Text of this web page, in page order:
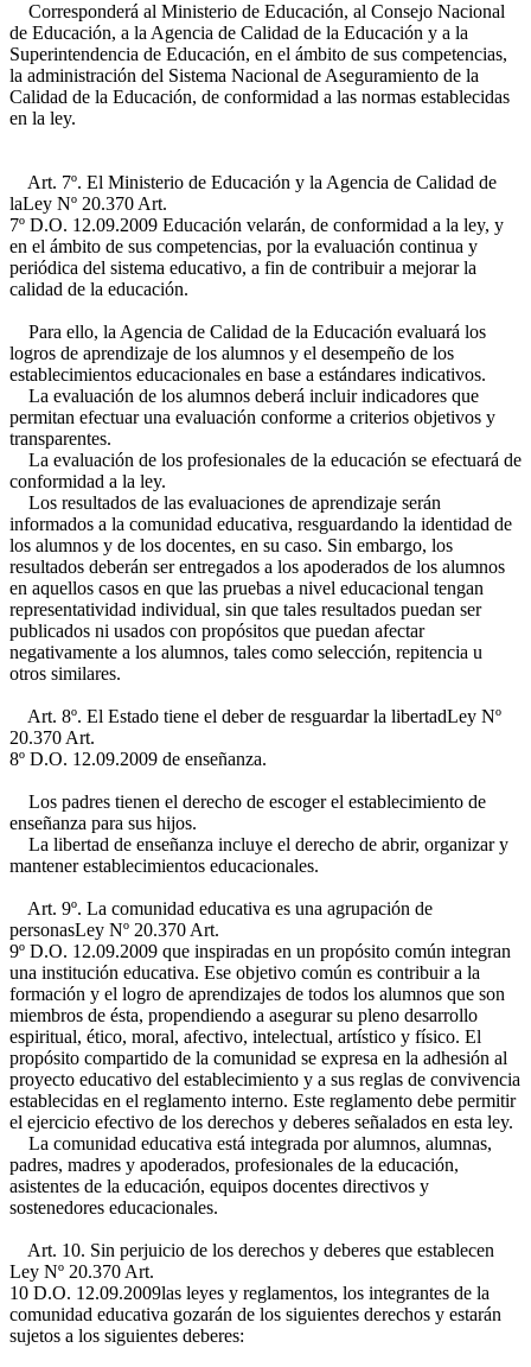
Corresponderá al Ministerio de Educación, al Consejo Nacional
de Educación, a la Agencia de Calidad de la Educación y a la
Superintendencia de Educación, en el ámbito de sus competencias,
la administración del Sistema Nacional de Aseguramiento de la
Calidad de la Educación, de conformidad a las normas establecidas
en la ley.
Art. 7º. El Ministerio de Educación y la Agencia de Calidad de
laLey Nº 20.370 Art.
7º D.O. 12.09.2009 Educación velarán, de conformidad a la ley, y
en el ámbito de sus competencias, por la evaluación continua y
periódica del sistema educativo, a fin de contribuir a mejorar la
calidad de la educación.
Para ello, la Agencia de Calidad de la Educación evaluará los
logros de aprendizaje de los alumnos y el desempeño de los
establecimientos educacionales en base a estándares indicativos.
La evaluación de los alumnos deberá incluir indicadores que
permitan efectuar una evaluación conforme a criterios objetivos y
transparentes.
La evaluación de los profesionales de la educación se efectuará de
conformidad a la ley.
Los resultados de las evaluaciones de aprendizaje serán
informados a la comunidad educativa, resguardando la identidad de
los alumnos y de los docentes, en su caso. Sin embargo, los
resultados deberán ser entregados a los apoderados de los alumnos
en aquellos casos en que las pruebas a nivel educacional tengan
representatividad individual, sin que tales resultados puedan ser
publicados ni usados con propósitos que puedan afectar
negativamente a los alumnos, tales como selección, repitencia u
otros similares.
Art. 8º. El Estado tiene el deber de resguardar la libertadLey Nº
20.370 Art.
8º D.O. 12.09.2009 de enseñanza.
Los padres tienen el derecho de escoger el establecimiento de
enseñanza para sus hijos.
La libertad de enseñanza incluye el derecho de abrir, organizar y
mantener establecimientos educacionales.
Art. 9º. La comunidad educativa es una agrupación de
personasLey Nº 20.370 Art.
9º D.O. 12.09.2009 que inspiradas en un propósito común integran
una institución educativa. Ese objetivo común es contribuir a la
formación y el logro de aprendizajes de todos los alumnos que son
miembros de ésta, propendiendo a asegurar su pleno desarrollo
espiritual, ético, moral, afectivo, intelectual, artístico y físico. El
propósito compartido de la comunidad se expresa en la adhesión al
proyecto educativo del establecimiento y a sus reglas de convivencia
establecidas en el reglamento interno. Este reglamento debe permitir
el ejercicio efectivo de los derechos y deberes señalados en esta ley.
La comunidad educativa está integrada por alumnos, alumnas,
padres, madres y apoderados, profesionales de la educación,
asistentes de la educación, equipos docentes directivos y
sostenedores educacionales.
Art. 10. Sin perjuicio de los derechos y deberes que establecen
Ley Nº 20.370 Art.
10 D.O. 12.09.2009las leyes y reglamentos, los integrantes de la
comunidad educativa gozarán de los siguientes derechos y estarán
sujetos a los siguientes deberes: